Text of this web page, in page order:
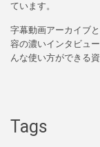
ています。
字幕動画アーカイブ
容の濃いインタビュ
んな使い方ができる
Tags